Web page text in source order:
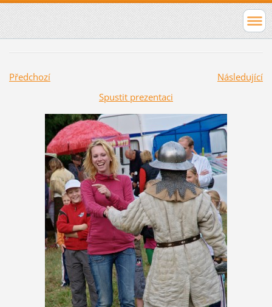
Předchozí
Následující
Spustit prezentaci